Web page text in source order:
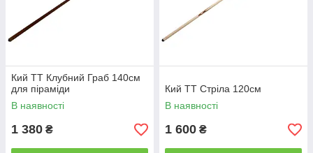
Кий ТТ Клубний Граб 140см
для піраміди
В наявності
1 380 ₴
Кий ТТ Стріла 120см
В наявності
1 600 ₴